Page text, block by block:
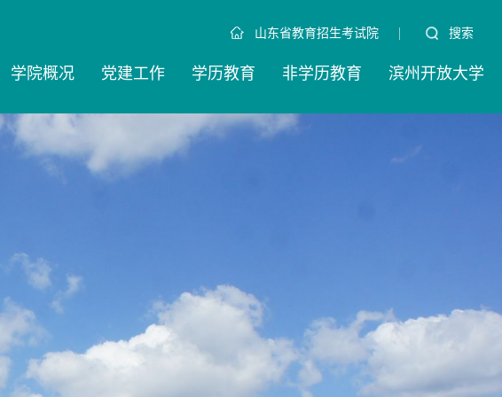
山东省教育招生考试院 | 搜索
学院概况 党建工作 学历教育 非学历教育 滨州开放大学